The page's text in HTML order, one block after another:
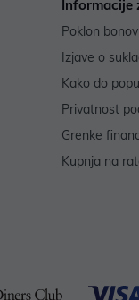
Informacije
Poklon
Izjave o
Kako do
Privatnost
Grenke
Kupnja na